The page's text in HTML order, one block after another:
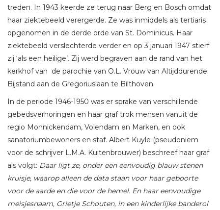
treden. In 1943 keerde ze terug naar Berg en Bosch omdat
haar ziektebeeld verergerde. Ze was inmiddels als tertiaris
opgenomen in de derde orde van St. Dominicus. Haar
ziektebeeld verslechterde verder en op 3 januari 1947 stierf
zij ‘als een heilige’. Zij werd begraven aan de rand van het
kerkhof van de parochie van O.L. Vrouw van Altijddurende
Bijstand aan de Gregoriuslaan te Bilthoven.
In de periode 1946-1950 was er sprake van verschillende
gebedsverhoringen en haar graf trok mensen vanuit de
regio Monnickendam, Volendam en Marken, en ook
sanatoriumbewoners en staf. Albert Kuyle (pseudoniem
voor de schrijver L.M.A. Kuitenbrouwer) beschreef haar graf
als volgt: Daar ligt ze, onder een eenvoudig blauw stenen
kruisje, waarop alleen de data staan voor haar geboorte
voor de aarde en die voor de hemel. En haar eenvoudige
meisjesnaam, Grietje Schouten, in een kinderlijke banderol